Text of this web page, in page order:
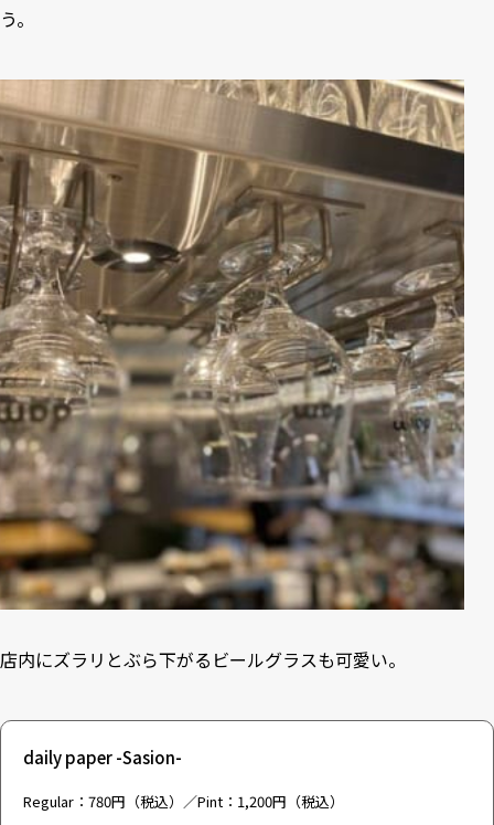
う。
店内にズラリとぶら下がるビールグラスも可愛い。
daily paper -Sasion-
Regular：780円（税込）／Pint：1,200円（税込）